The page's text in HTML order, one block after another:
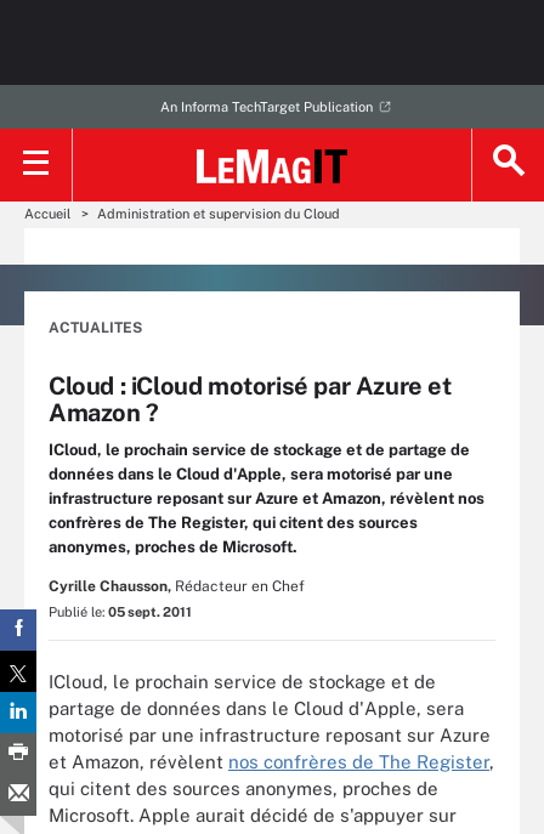
An Informa TechTarget Publication
Accueil Administration et supervision du Cloud
ACTUALITES
Cloud : iCloud motorisé par Azure et
Amazon ?
ICloud, le prochain service de stockage et de partage de
données dans le Cloud d'Apple, sera motorisé par une
infrastructure reposant sur Azure et Amazon, révèlent nos
confrères de The Register, qui citent des sources
anonymes, proches de Microsoft.
Cyrille Chausson, Rédacteur en Chef
Publié le: 05 sept. 2011
ICloud, le prochain service de stockage et de
partage de données dans le Cloud d'Apple, sera
motorisé par une infrastructure reposant sur Azure
et Amazon, révèlent nos confrères de The Register,
qui citent des sources anonymes, proches de
Microsoft. Apple aurait décidé de s'appuyer sur